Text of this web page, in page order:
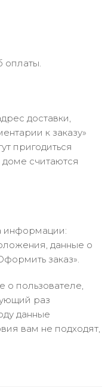
оплаты.
доставки,
к заказу»
пригодиться
считаются
информации:
данные о
заказ».
о пользователе,
раз
данные
вам не подходят,